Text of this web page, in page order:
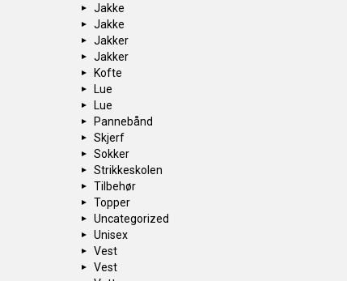
Jakke
Jakke
Jakker
Jakker
Kofte
Lue
Lue
Pannebånd
Skjerf
Sokker
Strikkeskolen
Tilbehør
Topper
Uncategorized
Unisex
Vest
Vest